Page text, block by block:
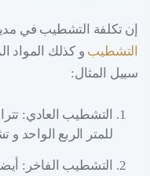
إن تكلفة التشطيب في
التشطيب و كذلك المواد
سبيل المثال:
للمتر الربع الواحد